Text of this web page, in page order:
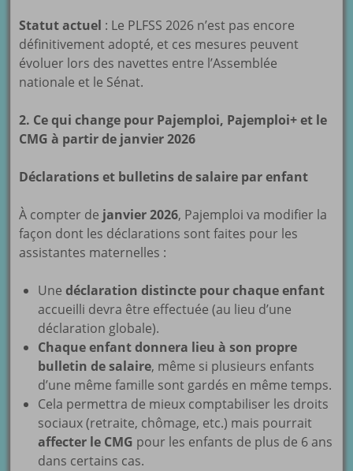
Statut actuel : Le PLFSS 2026 n’est pas encore
définitivement adopté, et ces mesures peuvent
évoluer lors des navettes entre l’Assemblée
nationale et le Sénat.
2. Ce qui change pour Pajemploi, Pajemploi+ et le
CMG à partir de janvier 2026
Déclarations et bulletins de salaire par enfant
À compter de janvier 2026, Pajemploi va modifier la
façon dont les déclarations sont faites pour les
assistantes maternelles :
Unedéclaration distincte pour chaque enfant
accueilli devra être effectuée (au lieu d’une
déclaration globale).
Chaque enfant donnera lieu à son propre
bulletin de salaire, même si plusieurs enfants
d’une même famille sont gardés en même temps.
Cela permettra de mieux comptabiliser les droits
sociaux (retraite, chômage, etc.) mais pourrait
affecter le CMG pour les enfants de plus de 6 ans
dans certains cas.